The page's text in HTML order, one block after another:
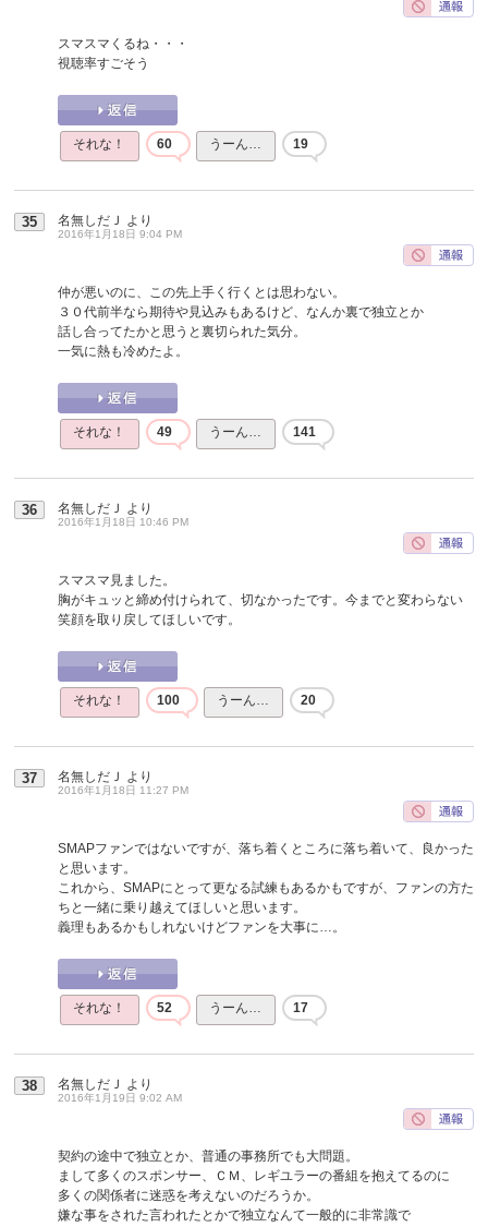
スマスマくるね・・・
視聴率すごそう
それな！ 60 うーん… 19
35 名無しだＪ より
2016年1月18日 9:04 PM
仲が悪いのに、この先上手く行くとは思わない。
３０代前半なら期待や見込みもあるけど、なんか裏で独立とか
話し合ってたかと思うと裏切られた気分。
一気に熱も冷めたよ。
それな！ 49 うーん… 141
36 名無しだＪ より
2016年1月18日 10:46 PM
スマスマ見ました。
胸がキュッと締め付けられて、切なかったです。今までと変わらない
笑顔を取り戻してほしいです。
それな！ 100 うーん… 20
37 名無しだＪ より
2016年1月18日 11:27 PM
SMAPファンではないですが、落ち着くところに落ち着いて、良かった
と思います。
これから、SMAPにとって更なる試練もあるかもですが、ファンの方た
ちと一緒に乗り越えてほしいと思います。
義理もあるかもしれないけどファンを大事に…。
それな！ 52 うーん… 17
38 名無しだＪ より
2016年1月19日 9:02 AM
契約の途中で独立とか、普通の事務所でも大問題。
まして多くのスポンサー、ＣＭ、レギユラーの番組を抱えてるのに
多くの関係者に迷惑を考えないのだろうか。
嫌な事をされた言われたとかで独立なんて一般的に非常識で